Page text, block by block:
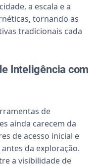
a escala e a
tornando as
tradicionais cada
Inteligência com
de
ainda carecem da
de acesso inicial e
da exploração.
a visibilidade de